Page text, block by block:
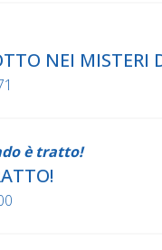
NEI MISTERI
è tratto!